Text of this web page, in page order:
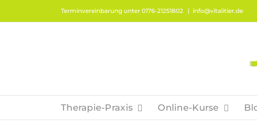
Terminvereinbarung unter 0176-21251802 | info@vitalitier.de
Therapie-Praxis Online-Kurse